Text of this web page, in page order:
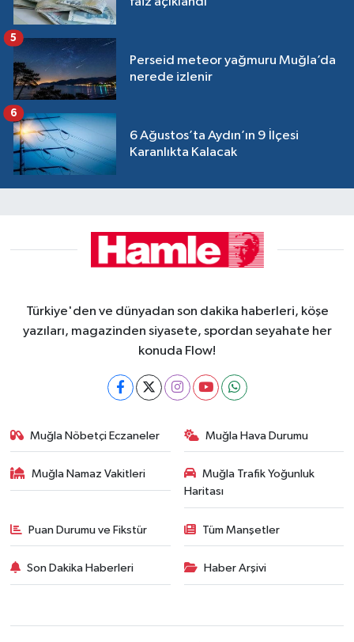
Perseid meteor yağmuru Muğla’da
nerede izlenir
5
6 Ağustos’ta Aydın’ın 9 İlçesi
Karanlıkta Kalacak
6
Türkiye'den ve dünyadan son dakika haberleri, köşe
yazıları, magazinden siyasete, spordan seyahate her
konuda Flow!
Muğla Nöbetçi Eczaneler Muğla Hava Durumu
Muğla Namaz Vakitleri
Muğla Trafik Yoğunluk
Haritası
Puan Durumu ve Fikstür Tüm Manşetler
Son Dakika Haberleri Haber Arşivi